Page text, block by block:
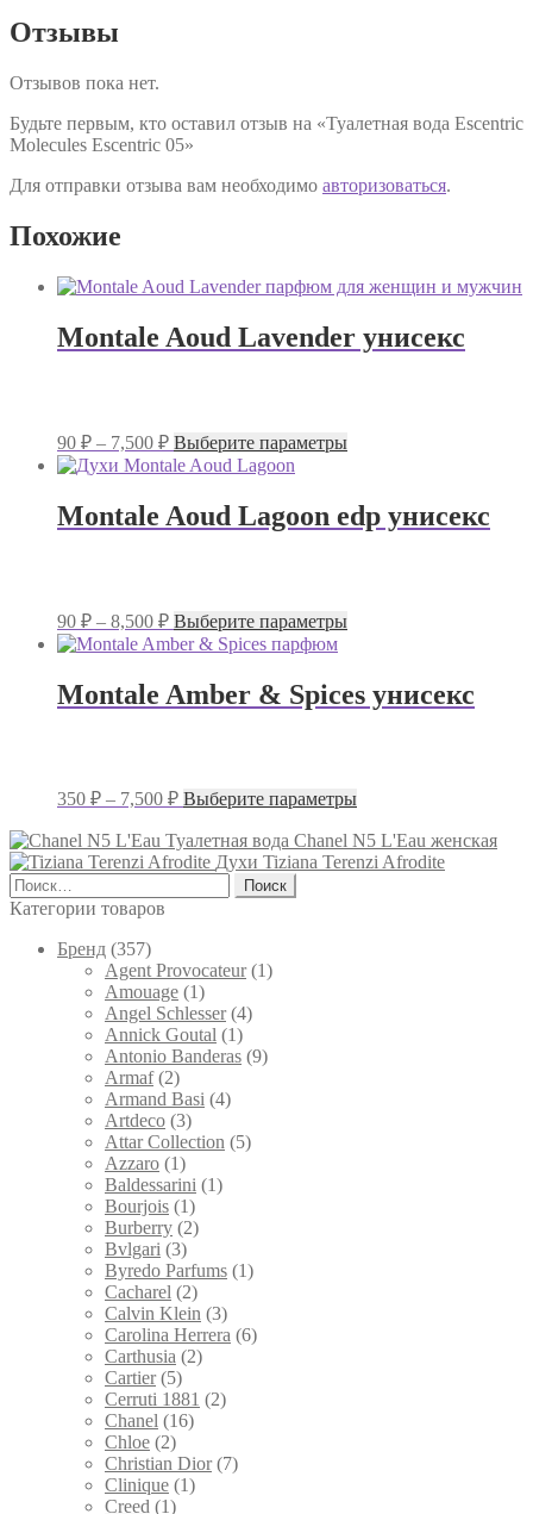
Отзывы
Отзывов пока нет.
Будьте первым, кто оставил отзыв на «Туалетная вода Escentric
Molecules Escentric 05»
Для отправки отзыва вам необходимо авторизоваться.
Похожие
Montale Aoud Lavender унисекс
90 ₽ – 7,500 ₽Диапазон
цен:
–
7,500 ₽
Выберите параметрыЭтот
несколько
вариаций.
странице
Montale Aoud Lagoon edp унисекс
90 ₽ – 8,500 ₽Диапазон
цен:
–
8,500 ₽
Выберите параметрыЭтот
вариаций.
странице
товара.
Montale Amber & Spices унисекс
350 ₽ – 7,500 ₽Диапазон
350 ₽
–
Выберите параметрыЭтот
имеет
несколько
Туалетная вода Chanel N5 L'Eau женская
Духи Tiziana Terenzi Afrodite
Найти:
Категории товаров
Брeнд (357)
Agent Provocateur (1)
Amouage (1)
Angel Schlesser (4)
Annick Goutal (1)
Antonio Banderas (9)
Armaf (2)
Armand Basi (4)
Artdeco (3)
Attar Collection (5)
Azzaro (1)
Baldessarini (1)
Bourjois (1)
Burberry (2)
Bvlgari (3)
Byredo Parfums (1)
Cacharel (2)
Calvin Klein (3)
Carolina Herrera (6)
Carthusia (2)
Cartier (5)
Cerruti 1881 (2)
Chanel (16)
Chloe (2)
Christian Dior (7)
Clinique (1)
Creed (1)